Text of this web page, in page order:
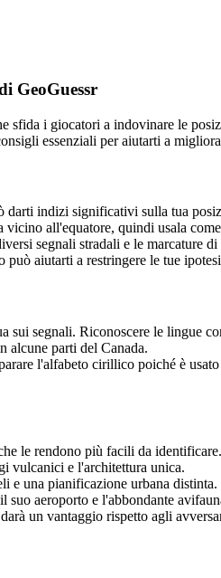
GeoGuessr
sfida i giocatori a indovinare le
essenziali per aiutarti a
darti indizi significativi sulla tua
vicino all'equatore, quindi usala
segnali stradali e le marcature
può aiutarti a restringere le tue
sui segnali. Riconoscere le lingue
alcune parti del Canada.
l'alfabeto cirillico poiché è
le rendono più facili da
vulcanici e l'architettura unica.
e una pianificazione urbana distinta.
suo aeroporto e l'abbondante
un vantaggio rispetto agli